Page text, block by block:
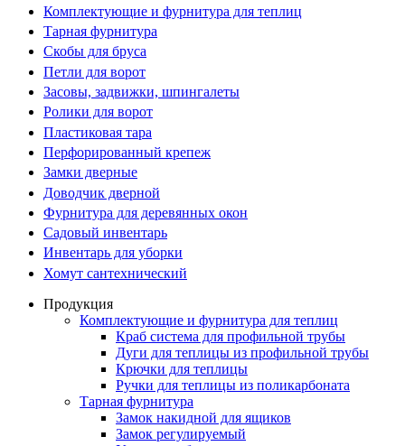
Комплектующие и фурнитура для теплиц
Тарная фурнитура
Скобы для бруса
Петли для ворот
Засовы, задвижки, шпингалеты
Ролики для ворот
Пластиковая тара
Перфорированный крепеж
Замки дверные
Доводчик дверной
Фурнитура для деревянных окон
Садовый инвентарь
Инвентарь для уборки
Хомут сантехнический
Продукция
Комплектующие и фурнитура для теплиц
Краб система для профильной трубы
Дуги для теплицы из профильной трубы
Крючки для теплицы
Ручки для теплицы из поликарбоната
Тарная фурнитура
Замок накидной для ящиков
Замок регулируемый